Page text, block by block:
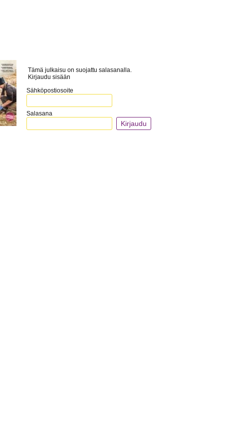
Tämä julkaisu on suojattu salasanalla.
Kirjaudu sisään
Sähköpostiosoite
Salasana